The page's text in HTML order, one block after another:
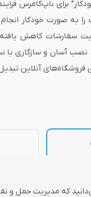
هوش مصنوعی
برای ناپ‌کامرس
به صورت خودکار انجام
سفارشات کاهش
فروشگاه‌های آنلاین
که مدیریت حمل و